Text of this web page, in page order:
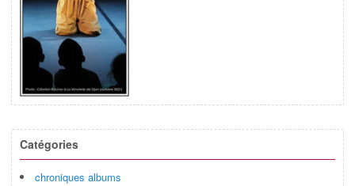
Catégories
chroniques albums